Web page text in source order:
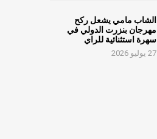
الشاب مامي يشعل ركح
مهرجان بنزرت الدولي في
سهرة استثنائية للراي
27 يوليو 2026